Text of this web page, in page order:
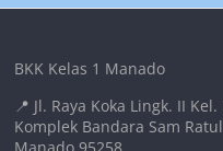
BKK Kelas 1 Manado
📍 Jl. Raya Koka Lingk. II
Komplek Bandara Sam